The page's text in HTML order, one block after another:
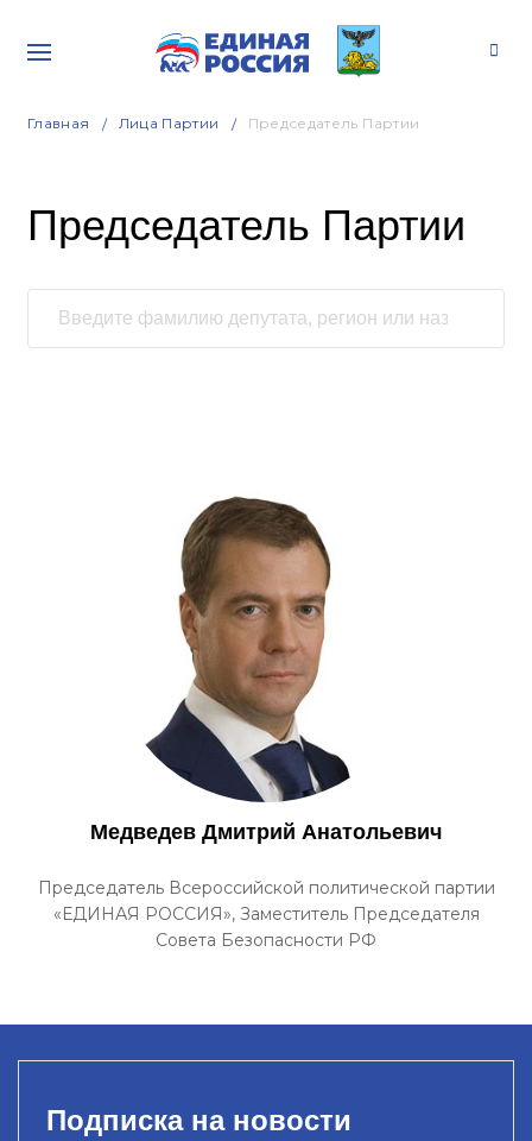
Главная Лица Партии Председатель Партии
Председатель Партии
Медведев Дмитрий Анатольевич
Председатель Всероссийской политической партии
«ЕДИНАЯ РОССИЯ», Заместитель Председателя
Совета Безопасности РФ
Подписка на новости